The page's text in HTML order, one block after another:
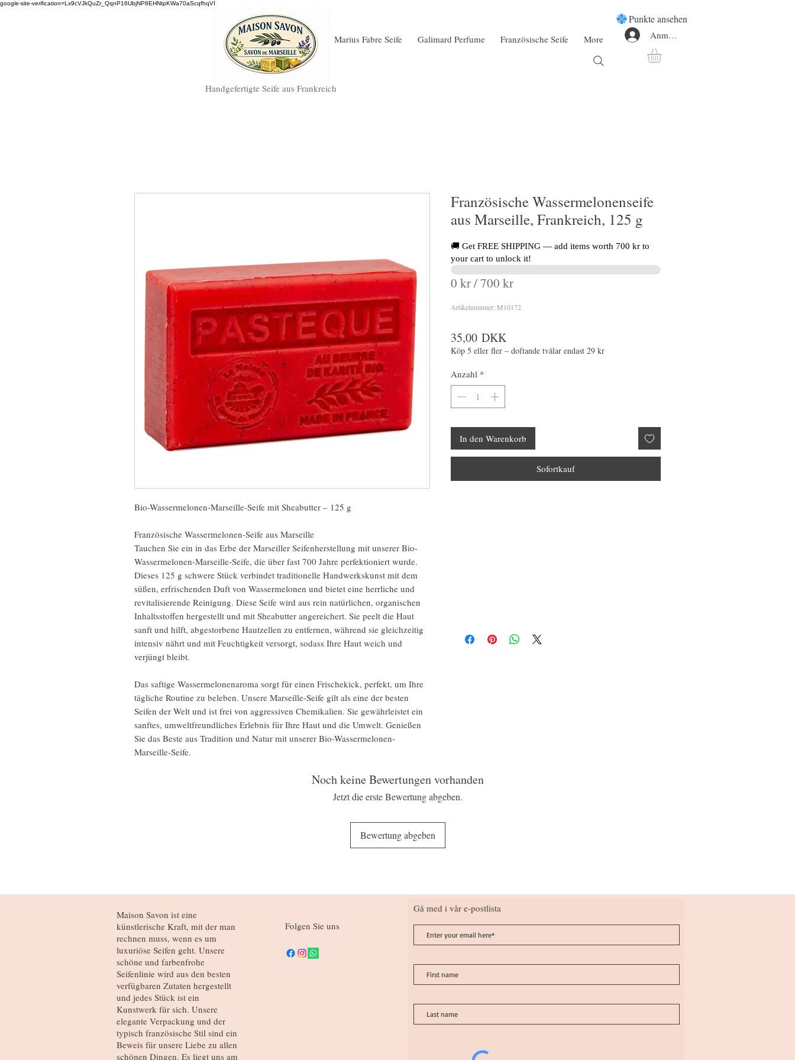
google-site-verification=Lx9cVJkQuZr_QqnP16UbjNP8EHNtpKWa70aScqfhqVI
Marius Fabre Seife Galimard Perfume Französische Seife More
Handgefertigte Seife aus Frankreich
Punkte ansehen
Anmelden
Bio-Wassermelonen-Marseille-Seife mit Sheabutter – 125 g
Französische Wassermelonen-Seife aus Marseille
Tauchen Sie ein in das Erbe der Marseiller Seifenherstellung mit unserer Bio-
Wassermelonen-Marseille-Seife, die über fast 700 Jahre perfektioniert wurde.
Dieses 125 g schwere Stück verbindet traditionelle Handwerkskunst mit dem
süßen, erfrischenden Duft von Wassermelonen und bietet eine herrliche und
revitalisierende Reinigung. Diese Seife wird aus rein natürlichen, organischen
Inhaltsstoffen hergestellt und mit Sheabutter angereichert. Sie peelt die Haut
sanft und hilft, abgestorbene Hautzellen zu entfernen, während sie gleichzeitig
intensiv nährt und mit Feuchtigkeit versorgt, sodass Ihre Haut weich und
verjüngt bleibt.
Das saftige Wassermelonenaroma sorgt für einen Frischekick, perfekt, um Ihre
tägliche Routine zu beleben. Unsere Marseille-Seife gilt als eine der besten
Seifen der Welt und ist frei von aggressiven Chemikalien. Sie gewährleistet ein
sanftes, umweltfreundliches Erlebnis für Ihre Haut und die Umwelt. Genießen
Sie das Beste aus Tradition und Natur mit unserer Bio-Wassermelonen-
Marseille-Seife.
Französische Wassermelonenseife
aus Marseille, Frankreich, 125 g
🚚 Get FREE SHIPPING — add items worth 700 kr to
your cart to unlock it!
0 kr / 700 kr
Artikelnummer: M10172
35,00 DKKPreis
Köp 5 eller fler – doftande tvålar endast 29 kr
Anzahl *
In den Warenkorb
Sofortkauf
Noch keine Bewertungen vorhanden
Jetzt die erste Bewertung abgeben.
Bewertung abgeben
Maison Savon ist eine
künstlerische Kraft, mit der man
rechnen muss, wenn es um
luxuriöse Seifen geht. Unsere
schöne und farbenfrohe
Seifenlinie wird aus den besten
verfügbaren Zutaten hergestellt
und jedes Stück ist ein
Kunstwerk für sich. Unsere
elegante Verpackung und der
typisch französische Stil sind ein
Beweis für unsere Liebe zu allen
schönen Dingen. Es liegt uns am
Folgen Sie uns
Gå med i vår e-postlista